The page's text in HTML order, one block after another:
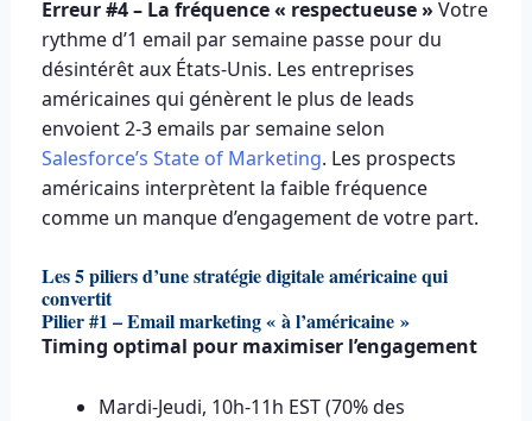
Erreur #4 – La fréquence « respectueuse » Votre
rythme d’1 email par semaine passe pour du
désintérêt aux États-Unis. Les entreprises
américaines qui génèrent le plus de leads
envoient 2-3 emails par semaine selon
Salesforce’s State of Marketing. Les prospects
américains interprètent la faible fréquence
comme un manque d’engagement de votre part.
Les 5 piliers d’une stratégie digitale américaine qui
convertit
Pilier #1 – Email marketing « à l’américaine »
Timing optimal pour maximiser l’engagement
Mardi-Jeudi, 10h-11h EST (70% des